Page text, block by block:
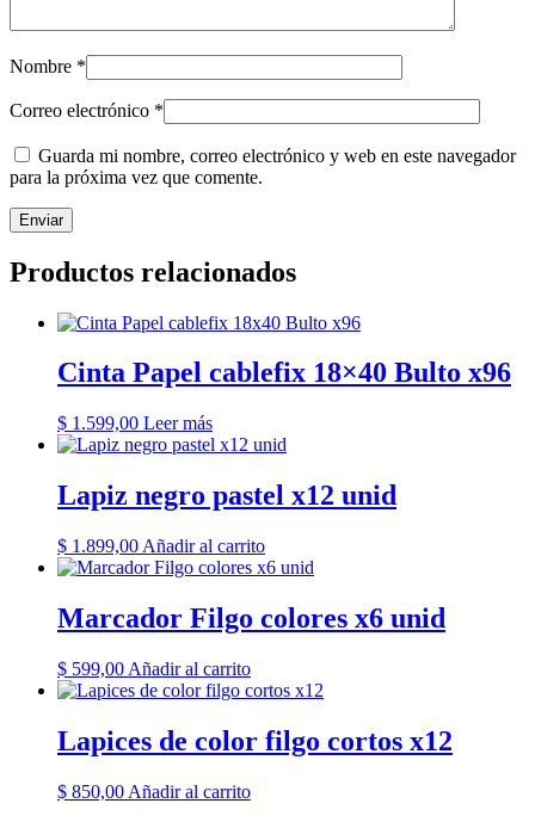
Nombre *
Correo electrónico *
Guarda mi nombre, correo electrónico y web en este navegador
para la próxima vez que comente.
Productos relacionados
Cinta Papel cablefix 18×40 Bulto x96
$ 1.599,00 Leer más
Lapiz negro pastel x12 unid
$ 1.899,00 Añadir al carrito
Marcador Filgo colores x6 unid
$ 599,00 Añadir al carrito
Lapices de color filgo cortos x12
$ 850,00 Añadir al carrito